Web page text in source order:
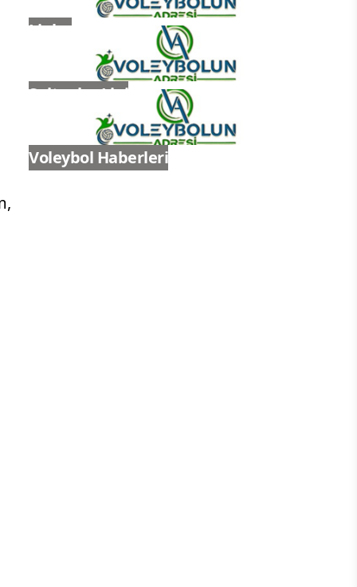
Ligler
Sultanlar Ligi
Voleybol Haberleri